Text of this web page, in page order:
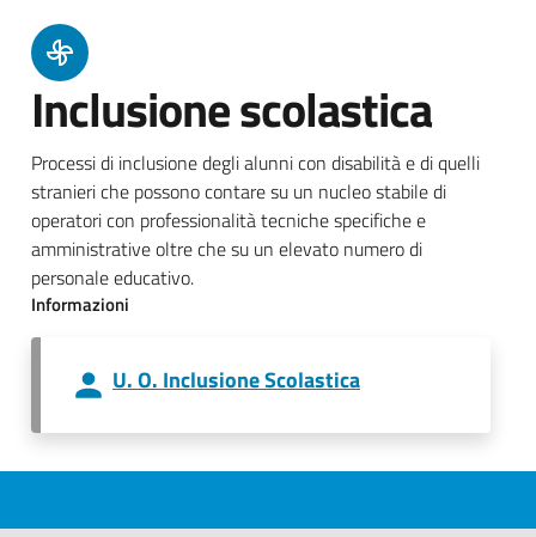
Inclusione scolastica
Processi di inclusione degli alunni con disabilità e di quelli
stranieri che possono contare su un nucleo stabile di
operatori con professionalità tecniche specifiche e
amministrative oltre che su un elevato numero di
personale educativo.
Informazioni
U. O. Inclusione Scolastica